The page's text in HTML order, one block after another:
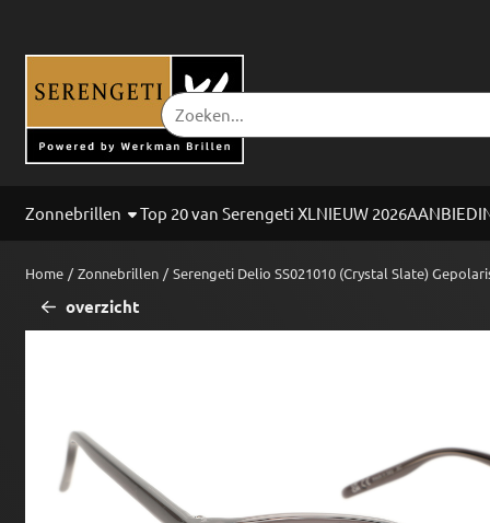
Zoeken
Zonnebrillen Top 20 van Serengeti XL NIEUW 2026
Home / Zonnebrillen / Serengeti Delio SS021010 (Crystal Slate)
overzicht